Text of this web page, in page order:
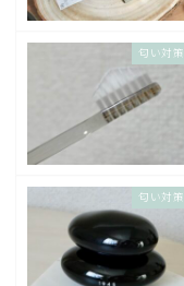
匂い対策
匂い対策